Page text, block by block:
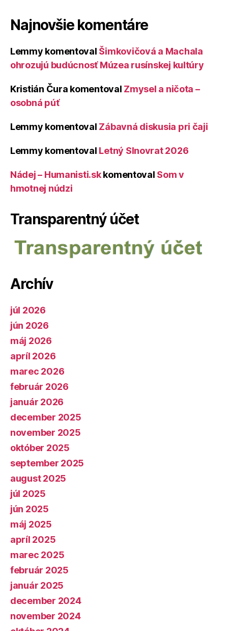
Najnovšie komentáre
Lemmy komentoval Šimkovičová a Machala
ohrozujú budúcnosť Múzea rusínskej kultúry
Kristián Čura komentoval Zmysel a ničota –
osobná púť
Lemmy komentoval Zábavná diskusia pri čaji
Lemmy komentoval Letný Slnovrat 2026
Nádej – Humanisti.skkomentoval Som v
hmotnej núdzi
Transparentný účet
Archív
júl 2026
jún 2026
máj 2026
apríl 2026
marec 2026
február 2026
január 2026
december 2025
november 2025
október 2025
september 2025
august 2025
júl 2025
jún 2025
máj 2025
apríl 2025
marec 2025
február 2025
január 2025
december 2024
november 2024